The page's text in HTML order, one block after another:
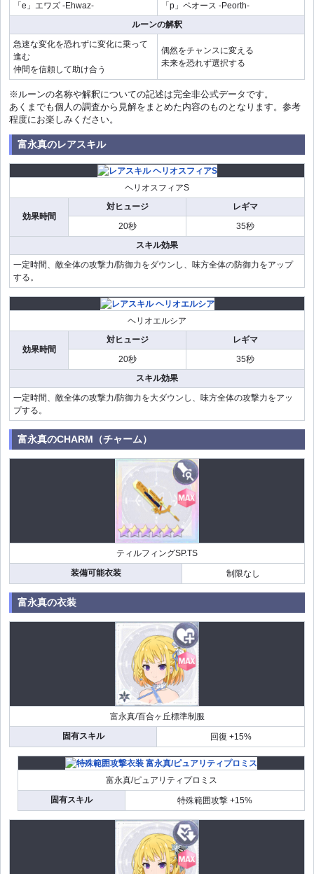
「e」エワズ -Ehwaz-
「p」ペオース -Peorth-
ルーンの解釈
急速な変化を恐れずに変化に乗って
進む
仲間を信頼して助け合う
偶然をチャンスに変える
未来を恐れず選択する
※ルーンの名称や解釈についての記述は完全非公式データです。
あくまでも個人の調査から見解をまとめた内容のものとなります。参考
程度にお楽しみください。
富永真のレアスキル
ヘリオスフィアS
効果時間
対ヒュージ
レギマ
20秒
35秒
スキル効果
一定時間、敵全体の攻撃力/防御力をダウンし、味方全体の防御力をアップ
する。
ヘリオエルシア
効果時間
対ヒュージ
レギマ
20秒
35秒
スキル効果
一定時間、敵全体の攻撃力/防御力を大ダウンし、味方全体の攻撃力をアッ
プする。
富永真のCHARM（チャーム）
ティルフィングSP.TS
装備可能衣装
制限なし
富永真の衣装
富永真/百合ヶ丘標準制服
固有スキル
回復 +15%
富永真/ピュアリティプロミス
固有スキル
特殊範囲攻撃 +15%